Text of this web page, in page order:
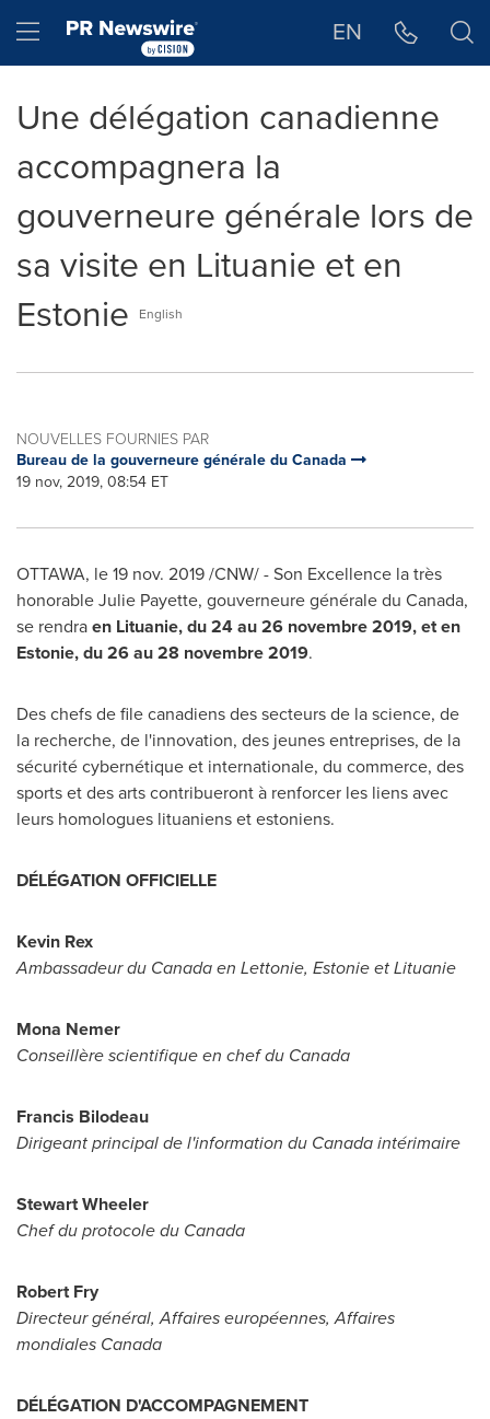
Hamburger menu EN
Une délégation canadienne
accompagnera la
gouverneure générale lors de
sa visite en Lituanie et en
Estonie
English
NOUVELLES FOURNIES PAR
Bureau de la gouverneure générale du Canada
19 nov, 2019, 08:54 ET
OTTAWA, le19 nov. 2019/CNW/ - Son Excellence la très
honorableJulie Payette, gouverneure générale du Canada,
se rendraen Lituanie, du 24 au 26 novembre2019, eten
Estonie, du 26 au 28 novembre 2019.
Des chefs de file canadiens des secteurs de la science, de
la recherche, de l'innovation, des jeunes entreprises, de la
sécurité cybernétique et internationale, du commerce, des
sports et des arts contribueront à renforcer les liens avec
leurs homologues lituaniens et estoniens.
DÉLÉGATION OFFICIELLE
Kevin Rex
Ambassadeur du Canadaen Lettonie, Estonie et Lituanie
Mona Nemer
Conseillère scientifique en chef du Canada
Francis Bilodeau
Dirigeant principal de l'information du Canadaintérimaire
Stewart Wheeler
Chef du protocole du Canada
Robert Fry
Directeur général, Affaires européennes, Affaires
mondiales Canada
DÉLÉGATION D'ACCOMPAGNEMENT